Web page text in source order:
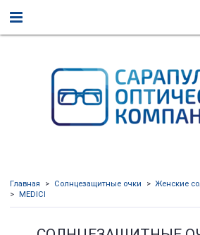
Главная Солнцезащитные очки
Женские
MEDICI